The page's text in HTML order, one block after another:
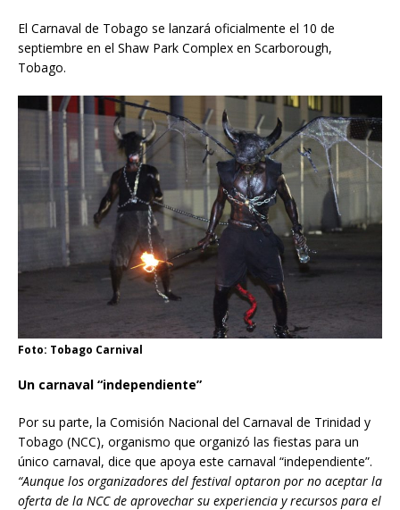
El Carnaval de Tobago se lanzará oficialmente el 10 de
septiembre en el Shaw Park Complex en Scarborough,
Tobago.
Foto: Tobago Carnival
Un carnaval “independiente”
Por su parte, la Comisión Nacional del Carnaval de Trinidad y
Tobago (NCC), organismo que organizó las fiestas para un
único carnaval, dice que apoya este carnaval “independiente”.
“Aunque los organizadores del festival optaron por no aceptar la
oferta de la NCC de aprovechar su experiencia y recursos para el